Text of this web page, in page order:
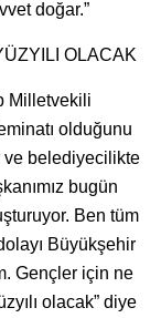
doğar.”
OLACAK
Milletvekili
olduğunu
ve belediyecilikte
bugün
Ben tüm
Büyükşehir
Gençler için ne
olacak” diye